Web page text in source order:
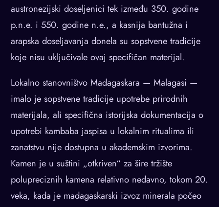
austronezijski doseljenici tek između 350. godine
p.n.e. i 550. godine n.e., a kasnija bantužna i
arapska doseljavanja donela su sopstvene tradicije
koje nisu uključivale ovaj specifičan materijal.
Lokalno stanovništvo Madagaskara — Malagasi —
imalo je sopstvene tradicije upotrebe prirodnih
materijala, ali specifična istorijska dokumentacija o
upotrebi kambaba jaspisa u lokalnim ritualima ili
zanatstvu nije dostupna u akademskim izvorima.
Kamen je u suštini „otkriven“ za šire tržište
polupreciznih kamena relativno nedavno, tokom 20.
veka, kada je madagaskarski izvoz minerala počeo